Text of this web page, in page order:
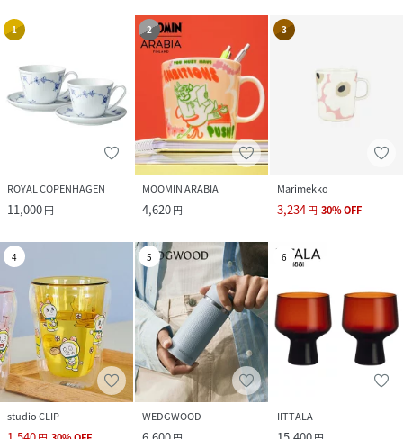
1
ROYAL COPENHAGEN
11,000円
2
MOOMIN ARABIA
4,620円
3
Marimekko
3,234円 30%OFF
4
studio CLIP
5
WEDGWOOD
6
IITTALA